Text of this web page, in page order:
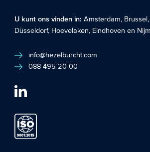
U kunt ons vinden in:Amsterdam, Brussel,
Düsseldorf, Hoevelaken, Eindhoven en
info@hezelburcht.com
088 495 20 00